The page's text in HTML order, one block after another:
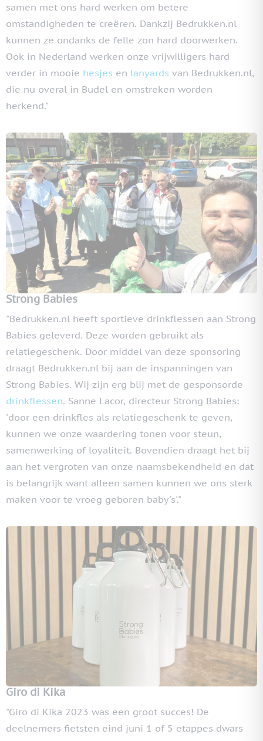
samen met ons hard werken om betere
omstandigheden te creëren. Dankzij Bedrukken.nl
kunnen ze ondanks de felle zon hard doorwerken.
Ook in Nederland werken onze vrijwilligers hard
verder in mooie hesjes en lanyards van Bedrukken.nl,
die nu overal in Budel en omstreken worden
herkend."
Strong Babies
"Bedrukken.nl heeft sportieve drinkflessen aan Strong
Babies geleverd. Deze worden gebruikt als
relatiegeschenk. Door middel van deze sponsoring
draagt Bedrukken.nl bij aan de inspanningen van
Strong Babies. Wij zijn erg blij met de gesponsorde
drinkflessen. Sanne Lacor, directeur Strong Babies:
'door een drinkfles als relatiegeschenk te geven,
kunnen we onze waardering tonen voor steun,
samenwerking of loyaliteit. Bovendien draagt het bij
aan het vergroten van onze naamsbekendheid en dat
is belangrijk want alleen samen kunnen we ons sterk
maken voor te vroeg geboren baby's'."
Giro di Kika
"Giro di Kika 2023 was een groot succes! De
deelnemers fietsten eind juni 1 of 5 etappes dwars